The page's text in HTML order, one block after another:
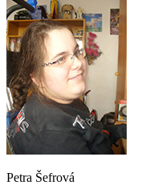
Petra Šefrová